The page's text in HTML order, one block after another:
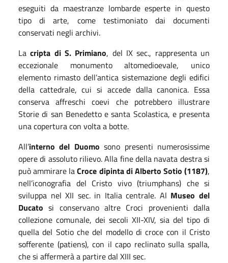
eseguiti da maestranze lombarde esperte in questo
tipo di arte, come testimoniato dai documenti
conservati negli archivi.
Lacripta di S. Primiano, del IX sec., rappresenta un
eccezionale monumento altomedioevale, unico
elemento rimasto dell’antica sistemazione degli edifici
della cattedrale, cui si accede dalla canonica. Essa
conserva affreschi coevi che potrebbero illustrare
Storie di san Benedetto e santa Scolastica, e presenta
una copertura con volta a botte.
All’interno del Duomo sono presenti numerosissime
opere di assoluto rilievo. Alla fine della navata destra si
può ammirare laCroce dipinta di Alberto Sotio (1187),
nell’iconografia del Cristo vivo (triumphans) che si
sviluppa nel XII sec. in Italia centrale. Al Museo del
Ducato si conservano altre Croci provenienti dalla
collezione comunale, dei secoli XII-XIV, sia del tipo di
quella del Sotio che del modello di croce con il Cristo
sofferente (patiens), con il capo reclinato sulla spalla,
che si affermerà a partire dal XIII sec.